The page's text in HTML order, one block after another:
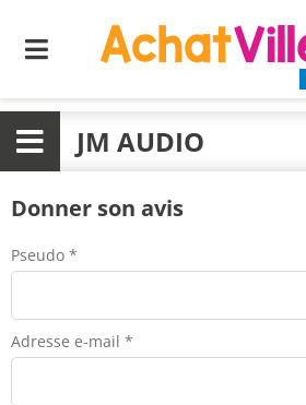
Menu
Menu JM AUDIO
Donner son avis
Pseudo *
Adresse e-mail *